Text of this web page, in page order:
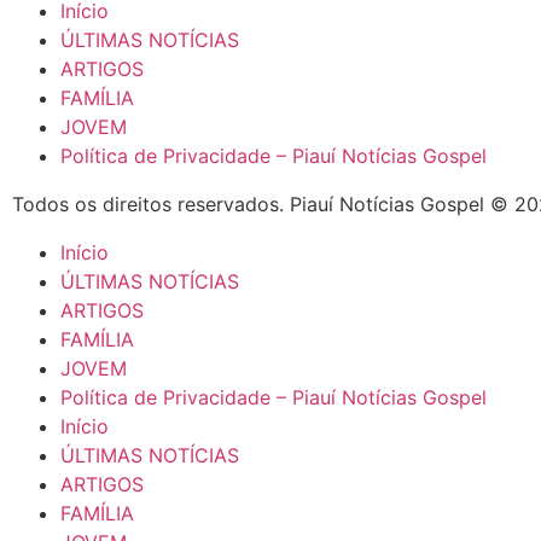
Início
ÚLTIMAS NOTÍCIAS
ARTIGOS
FAMÍLIA
JOVEM
Política de Privacidade – Piauí Notícias Gospel
Todos os direitos reservados. Piauí Notícias Gospel ©
Início
ÚLTIMAS NOTÍCIAS
ARTIGOS
FAMÍLIA
JOVEM
Política de Privacidade – Piauí Notícias Gospel
Início
ÚLTIMAS NOTÍCIAS
ARTIGOS
FAMÍLIA